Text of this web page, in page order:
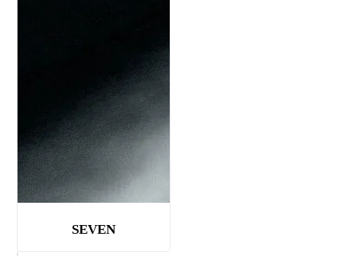
SEVEN